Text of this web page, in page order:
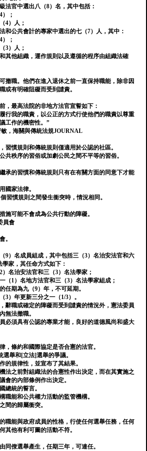
法官中選出八（8）名，其中包括：
；
4）人；
和公共會計的專家中選出的七（7）人，其中：
；
3）人；
其他組織，運作規則以及遵循的程序由組織法確
撤職。他們在進入退休之前一直保持職能，除非因
或有明確阻礙而受到譴責。
，最高法院的非地方法官宣誓如下：
行我的職責，以公正的方式行使他們的職責以尊重
工作的機密性。”
，海關與傳統法規JOURNAL
習慣規則和傳統規則僅適用於公認的社區。
共秩序的習俗或加劇公民之間不平等的習俗。
承的習慣和傳統規則只有在有關方面的同意下才能
國家法律。
習慣規則之間發生衝突時，情況相同。
施可能不會成為公共行動的障礙。
員會
。
9）名成員組成，其中包括三（3）名治安法官和六
學家，其任命方式如下：
名治安法官和三（3）名法學家；
（1）名地方法官和三（3）名法學家組成；
任期為九（9）年，不可延期。
3）年更新三分之一（1/3）。
辭職或確定的障礙而受到譴責的情況外，憲法委員
無法撤職。
必須具有公認的專業才能，良好的道德風尚和盛大
，條約和國際協定是否合憲的法官。
舉和[立法]選舉的爭議。
的規律性，並宣布了其結果。
法之前對組織法的合憲性作出決定，而在其實施之
會的內部條例作出決定。
總統的誓言。
職能和公共權力活動的監管機構。
間的歸屬衝突。
職能與政府成員的性格，行使任何選舉任務，任何
其他有利可圖的活動不符。
同僚選舉產生，任期三年，可連任。